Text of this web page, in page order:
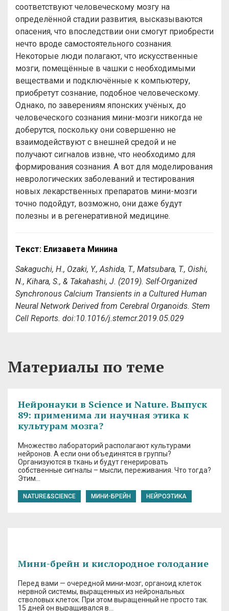
соответствуют человеческому мозгу на
определённой стадии развития, высказываются
опасения, что впоследствии они смогут приобрести
нечто вроде самостоятельного сознания.
Некоторые люди полагают, что искусственные
мозги, помещённые в чашки с необходимыми
веществами и подключённые к компьютеру,
приобретут сознание, подобное человеческому.
Однако, по заверениям японских учёных, до
человеческого сознания мини-мозги никогда не
доберутся, поскольку они совершенно не
взаимодействуют с внешней средой и не
получают сигналов извне, что необходимо для
формирования сознания. А вот для моделирования
неврологических заболеваний и тестирования
новых лекарственных препаратов мини-мозги
точно подойдут, возможно, они даже будут
полезны и в регенеративной медицине.
Текст: Елизавета Минина
Sakaguchi, H., Ozaki, Y., Ashida, T., Matsubara, T., Oishi,
N., Kihara, S., & Takahashi, J. (2019). Self-Organized
Synchronous Calcium Transients in a Cultured Human
Neural Network Derived from Cerebral Organoids. Stem
Cell Reports. doi:10.1016/j.stemcr.2019.05.029
Материалы по теме
Нейронауки в Science и Nature. Выпуск
89: применима ли научная этика к
культурам мозга?
Множество лабораторий располагают культурами
нейронов. А если они объединятся в группы?
Организуются в ткань и будут генерировать
собственные сигналы – мысли, переживания. Что тогда?
Этим…
NATURE&SCIENCE МИНИ-БРЕЙН НЕЙРОЭТИКА
Мини-брейн и кислородное голодание
Перед вами — очередной мини-мозг, органоид клеток
нервной системы, выращенных из нейрональных
стволовых клеток. При этом выращенный не просто так.
15 дней он выращивался в…